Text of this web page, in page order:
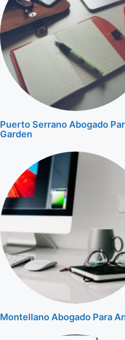
Puerto Serrano Abogado
Garden
Montellano Abogado Para